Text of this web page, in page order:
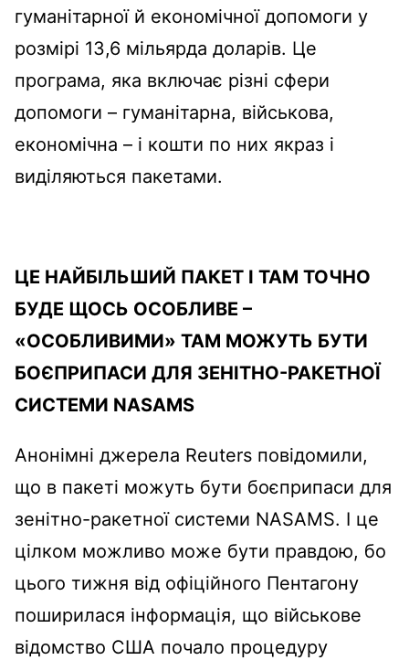
гуманітарної й економічної допомоги у
розмірі 13,6 мільярда доларів. Це
програма, яка включає різні сфери
допомоги – гуманітарна, військова,
економічна – і кошти по них якраз і
виділяються пакетами.
ЦЕ НАЙБІЛЬШИЙ ПАКЕТ І ТАМ ТОЧНО
БУДЕ ЩОСЬ ОСОБЛИВЕ –
«ОСОБЛИВИМИ» ТАМ МОЖУТЬ БУТИ
БОЄПРИПАСИ ДЛЯ ЗЕНІТНО-РАКЕТНОЇ
СИСТЕМИ NASAMS
Анонімні джерела Reuters повідомили,
що в пакеті можуть бути боєприпаси для
зенітно-ракетної системи NASAMS. І це
цілком можливо може бути правдою, бо
цього тижня від офіційного Пентагону
поширилася інформація, що військове
відомство США почало процедуру